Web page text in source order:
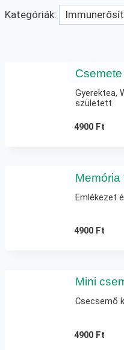
Kategóriák:
Gyerektea,
született
4900 Ft
Memória
Emlékezet
4900 Ft
Mini
Csecsemő
4900 Ft